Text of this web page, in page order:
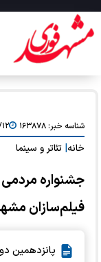
شناسه خبر:۱۶۳۸۷۸
خانه تئاتر و سینما
جشنواره
فیلم‌سازان
پانزدهمین